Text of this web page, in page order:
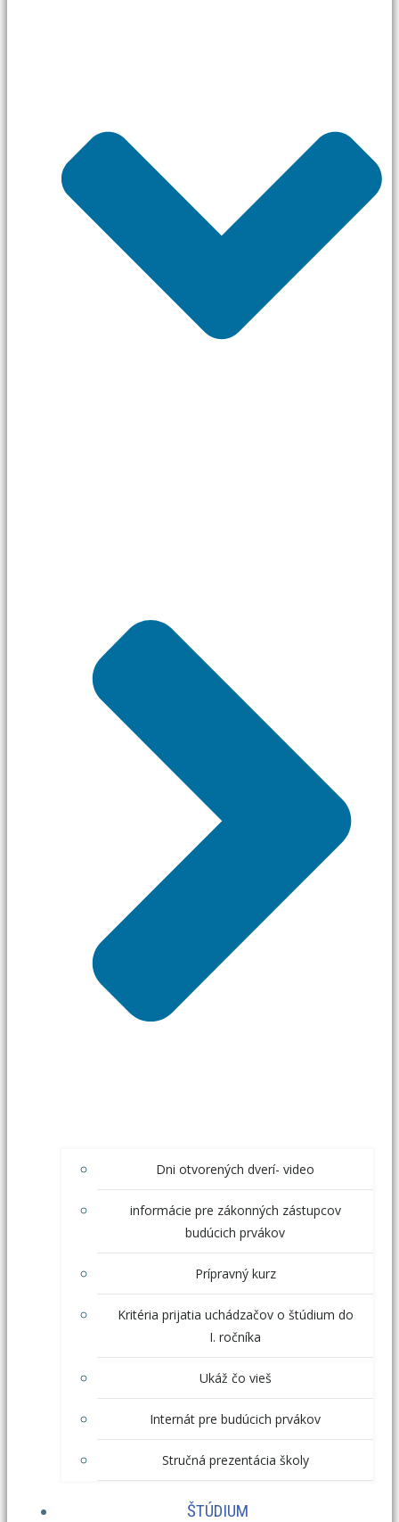
Dni otvorených dverí- video
informácie pre zákonných zástupcov
budúcich prvákov
Prípravný kurz
Kritéria prijatia uchádzačov o štúdium do
I. ročníka
Ukáž čo vieš
Internát pre budúcich prvákov
Stručná prezentácia školy
ŠTÚDIUM